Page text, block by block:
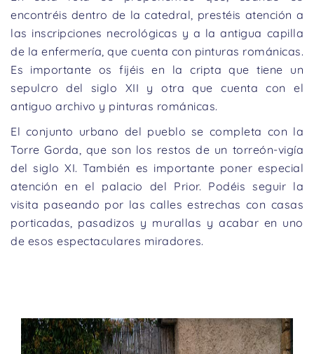
encontréis dentro de la catedral, prestéis atención a
las inscripciones necrológicas y a la antigua capilla
de la enfermería, que cuenta con pinturas románicas.
Es importante os fijéis en la cripta que tiene un
sepulcro del siglo XII y otra que cuenta con el
antiguo archivo y pinturas románicas.
El conjunto urbano del pueblo se completa con la
Torre Gorda, que son los restos de un torreón-vigía
del siglo XI. También es importante poner especial
atención en el palacio del Prior. Podéis seguir la
visita paseando por las calles estrechas con casas
porticadas, pasadizos y murallas y acabar en uno
de esos espectaculares miradores.
Previous